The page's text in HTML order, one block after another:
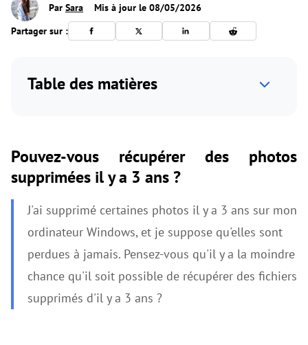
Par Sara
Mis à jour le 08/05/2026
Partager sur :
Table des matières
Pouvez-vous récupérer des photos
supprimées il y a 3 ans ?
J'ai supprimé certaines photos il y a 3 ans sur mon
ordinateur Windows, et je suppose qu'elles sont
perdues à jamais. Pensez-vous qu'il y a la moindre
chance qu'il soit possible de récupérer des fichiers
supprimés d'il y a 3 ans ?